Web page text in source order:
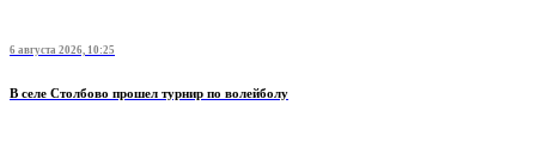
6 августа 2026, 10:25
В селе Столбово прошел турнир по волейболу